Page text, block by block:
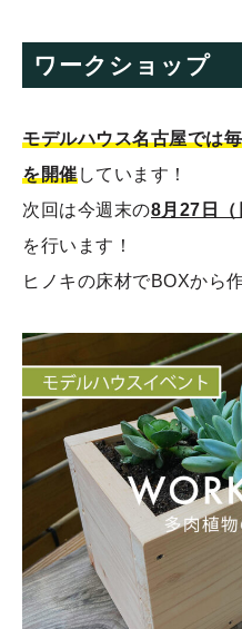
ワークショップ
モデルハウス名古屋では
を開催しています！
次回は今週末の8月27日（
を行います！
ヒノキの床材でBOXから